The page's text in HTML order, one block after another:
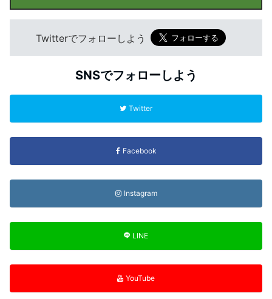
Twitterでフォローしよう
SNSでフォローしよう
Twitter
Facebook
Instagram
LINE
YouTube